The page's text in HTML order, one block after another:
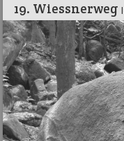
19. Wiessnerweg